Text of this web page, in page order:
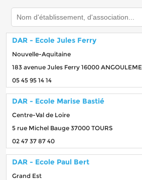
DAR - Ecole Jules Ferry
Nouvelle-Aquitaine
183 avenue Jules Ferry 16000 ANGOULEME
05 45 95 14 14
DAR - Ecole Marise Bastié
Centre-Val de Loire
5 rue Michel Bauge 37000 TOURS
02 47 37 87 40
DAR - Ecole Paul Bert
Grand Est